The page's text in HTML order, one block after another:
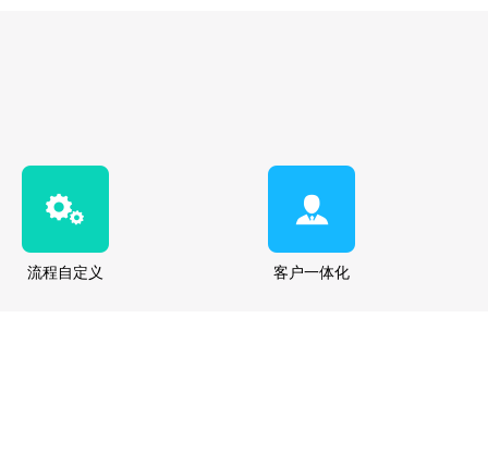
流程自定义 客户一体化